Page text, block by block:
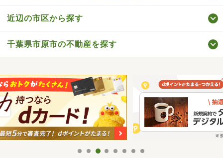
近辺の市区から探す
千葉県市原市の不動産を探す